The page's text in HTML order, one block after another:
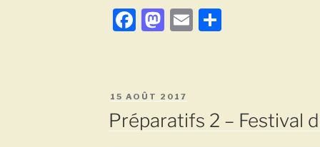
F
e
b
o
M
t
o
d
E
l
g
PUBLIÉ
LE
15 AOÛT 2017
Préparatifs 2 – Festival